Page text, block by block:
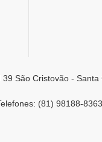
São Cristovão -
(81) 98188-